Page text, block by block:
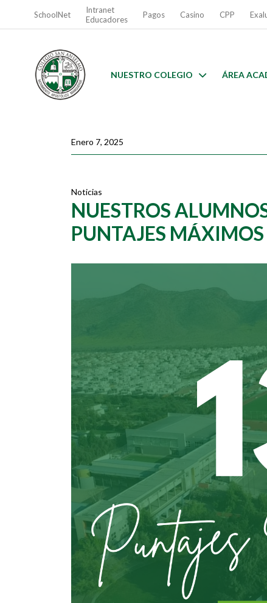
SchoolNet
Intranet
Educadores
Pagos Casino CPP
NUESTRO COLEGIO ÁREA
Enero 7, 2025
Noticias
NUESTROS
PUNTAJES MÁXIMOS